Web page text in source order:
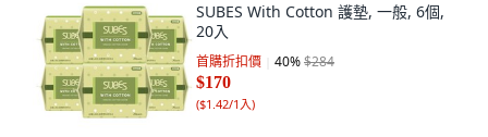
SUBES With Cotton 護墊, 一般, 6個,
20入
首購折扣價 40%$284
$170
($1.42/1入)